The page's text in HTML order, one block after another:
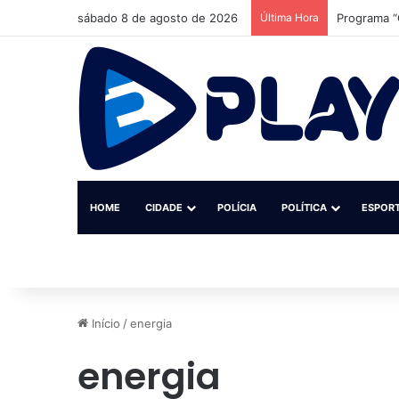
sábado 8 de agosto de 2026 Última Hora Programa
HOME CIDADE POLÍCIA POLÍTICA
Início /energia
energia